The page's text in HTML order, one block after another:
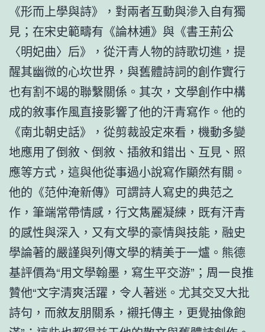
《形而上學與詩》，對兩者互動與滲入自有獨
見；在宋史範疇有《論林逋》與《書王荊公
〈明妃曲〉后》，從汗青人物的詩歌切進，提
醒其幽微的心坎世界，與舊體詩詞的創作實行
也有割不竭的聯繫關係。其次，文學創作中構
成的敘事作風直接影響了他的汗青寫作。他的
《南北朝史話》，從剪裁設定來看，機動多變
地應用了倒敘、倒敘、插敘和錯出、互見、照
應等方式，這與他從事過小說寫作顯然有關。
他的《范仲淹新傳》可謂詩人寫史的典范之
作，筆端常帶情感，行文雋麗凝練，既有汗青
的感性與深入，又有文學的豪情與技能，融史
學論著的嚴謹與列傳文學的精美于一爐。熊德
基評價為“用文學翰墨，寫生平交游”；周一良推
贊他“文字清爽活躍，令人著迷。尤其交叉大批
詩句，而敘友朋關系，襯托傳主，更覺抽像飽